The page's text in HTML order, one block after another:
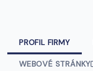
PROFIL FIRMY
WEBOVÉ STRÁNKY